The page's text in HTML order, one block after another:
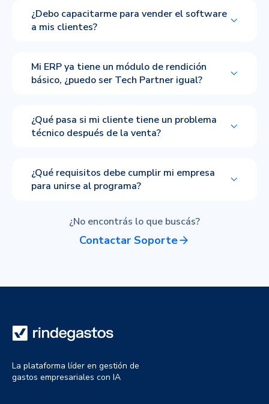
¿Debo capacitarme para vender el software
a mis clientes?
Mi ERP ya tiene un módulo de rendición
básico, ¿puedo ser Tech Partner igual?
¿Qué pasa si mi cliente tiene un problema
técnico después de la venta?
¿Qué requisitos debe cumplir mi empresa
para unirse al programa?
¿No encontrás lo que buscás?
Contactar Soporte
La plataforma líder en gestión de
gastos empresariales con IA